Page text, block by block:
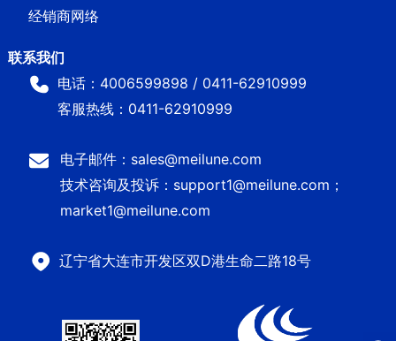
经销商网络
电话：4006599898 / 0411-62910999
客服热线：0411-62910999
电子邮件：sales@meilune.com
技术咨询及投诉：support1@meilune.com；
market1@meilune.com
辽宁省大连市开发区双D港生命二路18号